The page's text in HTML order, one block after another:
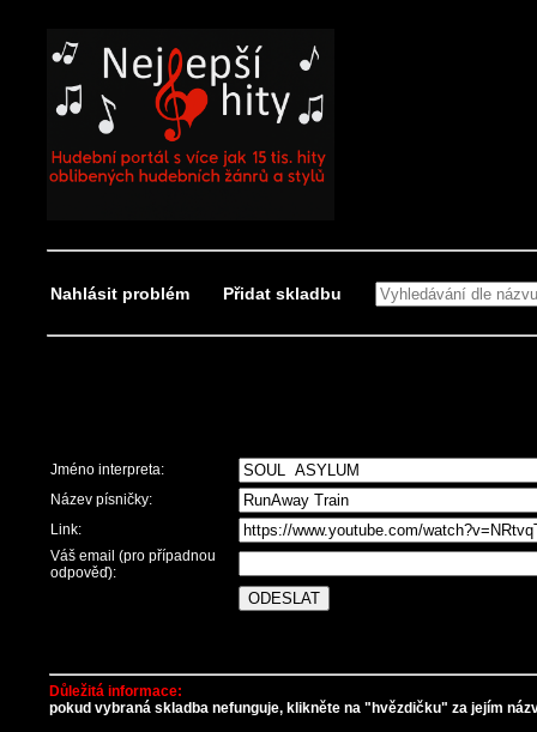
Nahlásit problém Přidat skladbu
Jméno interpreta:
Název písničky:
Link:
Váš email (pro případnou
odpověď):
Důležitá informace:
pokud vybraná skladba nefunguje, klikněte na "hvězdičku" za jejím